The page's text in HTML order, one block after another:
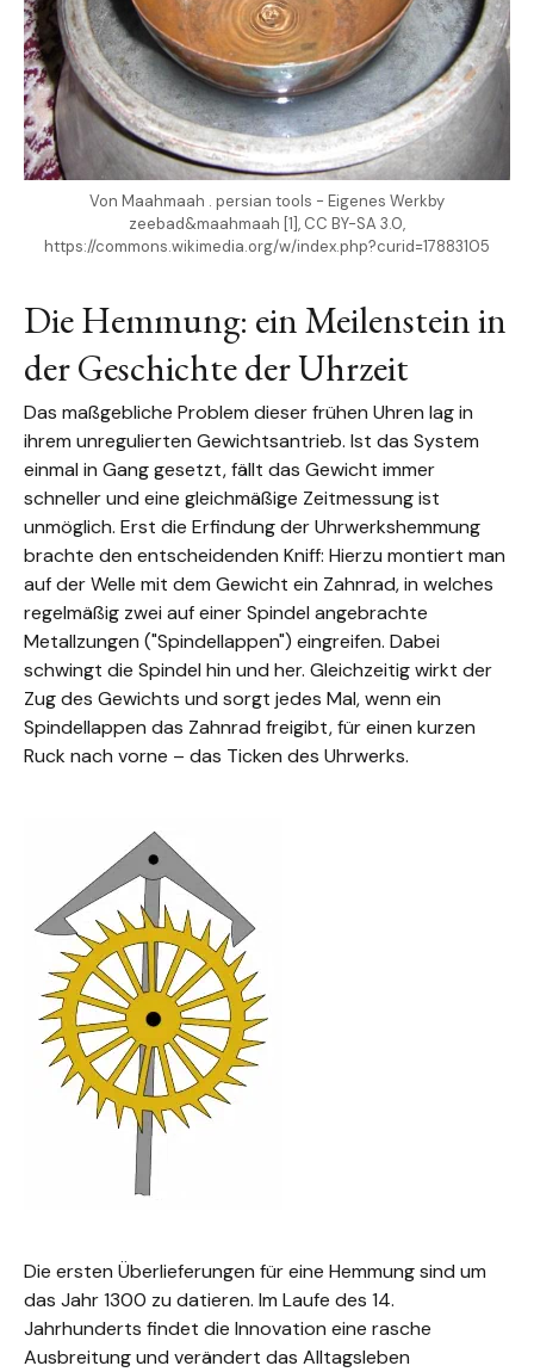
Von Maahmaah . persian tools - Eigenes Werkby
zeebad&maahmaah [1], CC BY-SA 3.0,
https://commons.wikimedia.org/w/index.php?curid=17883105
Die Hemmung: ein Meilenstein in
der Geschichte der Uhrzeit
Das maßgebliche Problem dieser frühen Uhren lag in
ihrem unregulierten Gewichtsantrieb. Ist das System
einmal in Gang gesetzt, fällt das Gewicht immer
schneller und eine gleichmäßige Zeitmessung ist
unmöglich. Erst die Erfindung der Uhrwerkshemmung
brachte den entscheidenden Kniff: Hierzu montiert man
auf der Welle mit dem Gewicht ein Zahnrad, in welches
regelmäßig zwei auf einer Spindel angebrachte
Metallzungen ("Spindellappen") eingreifen. Dabei
schwingt die Spindel hin und her. Gleichzeitig wirkt der
Zug des Gewichts und sorgt jedes Mal, wenn ein
Spindellappen das Zahnrad freigibt, für einen kurzen
Ruck nach vorne – das Ticken des Uhrwerks.
Die ersten Überlieferungen für eine Hemmung sind um
das Jahr 1300 zu datieren. Im Laufe des 14.
Jahrhunderts findet die Innovation eine rasche
Ausbreitung und verändert das Alltagsleben